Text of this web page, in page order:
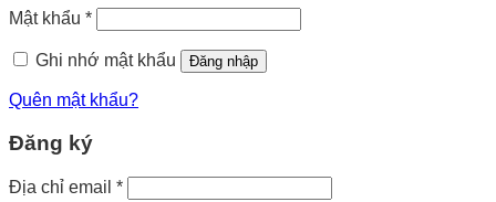
Mật khẩu *
Ghi nhớ mật khẩu Đăng nhập
Quên mật khẩu?
Đăng ký
Địa chỉ email *